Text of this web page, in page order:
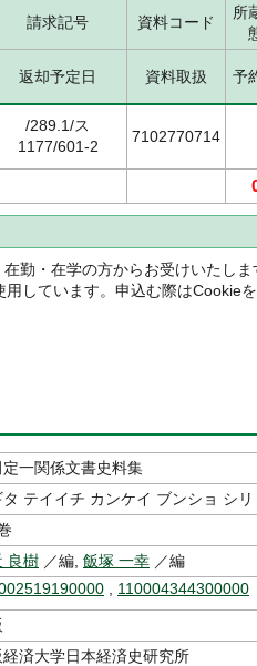
請求記号 資料コード
所
返却予定日 資料取扱 予
/289.1/ス
1177/601-2
7102770714
勤・在学の方からお受けいたしま
しています。申込む際はCookie
定一関係文書史料集
タ テイイチ カンケイ ブンショ シ
良樹 ／編, 飯塚 一幸 ／編
110004344300000
経済大学日本経済史研究所